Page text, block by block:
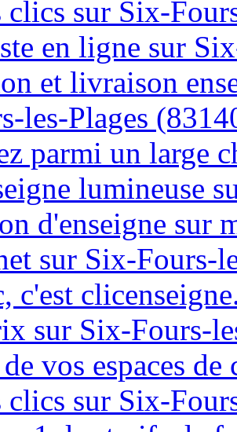
clics sur Six-
en ligne sur
et livraison
les-Plages
parmi un large
lumineuse
d'enseigne sur
sur Six-Fours-
c'est
sur Six-Fours-
vos espaces
clics sur Six-